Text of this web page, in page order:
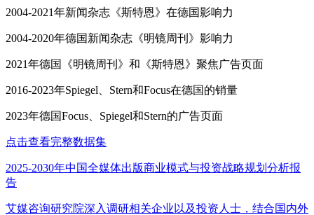
2004-2021年新闻杂志《斯特恩》在德国影响力
2004-2020年德国新闻杂志《明镜周刊》影响力
2021年德国《明镜周刊》和《斯特恩》聚焦广告页面
2016-2023年Spiegel、Stern和Focus在德国的销量
2023年德国Focus、Spiegel和Stern的广告页面
点击查看完整数据集
2025-2030年中国全媒体出版商业模式与投资战略规划分析报
告
艾媒咨询研究院深入调研相关企业以及投资人士，结合国内外